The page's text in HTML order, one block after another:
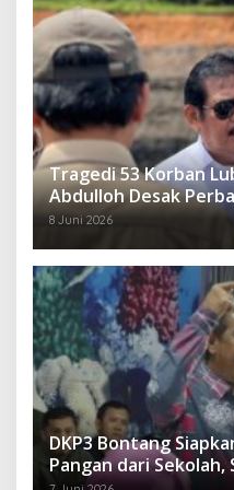
Tragedi 53 Korban
Abdulloh Desak
8 Juni 2026
DKP3 Bontang
Pangan dari Sekolah,